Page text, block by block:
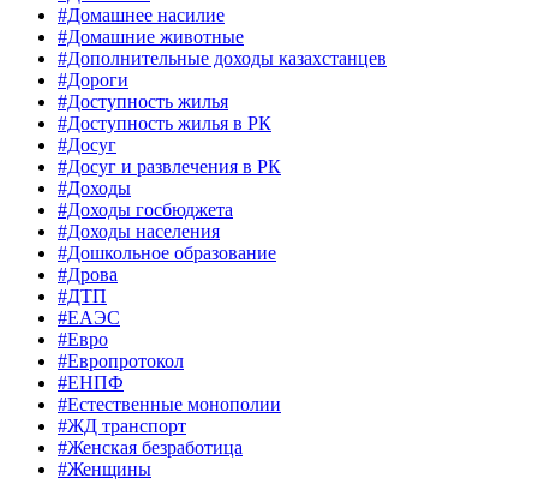
#Домашнее насилие
#Домашние животные
#Дополнительные доходы казахстанцев
#Дороги
#Доступность жилья
#Доступность жилья в РК
#Досуг
#Досуг и развлечения в РК
#Доходы
#Доходы госбюджета
#Доходы населения
#Дошкольное образование
#Дрова
#ДТП
#ЕАЭС
#Евро
#Европротокол
#ЕНПФ
#Естественные монополии
#ЖД транспорт
#Женская безработица
#Женщины